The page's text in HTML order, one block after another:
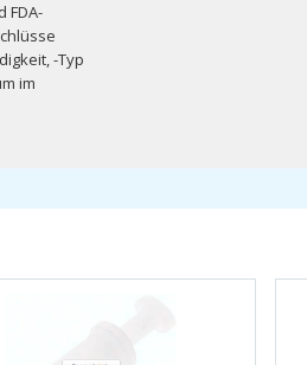
FDA-
-Typ
im